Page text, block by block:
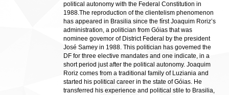
political autonomy with the Federal Constitution in
1988.The reproduction of the clientelism phenomenon
has appeared in Brasilia since the fírst Joaquim Roriz’s
administration, a politician from Góias that was
nominee govemor of District Federal by the president
José Samey in 1988. This politician has govemed the
DF for three elective mandates and one indicate, in a
short period just after the political autonomy. Joaquim
Roriz comes from a traditional family of Luziania and
started his political career in the state of Góias. He
transferred his experience and political stile to Brasilia,